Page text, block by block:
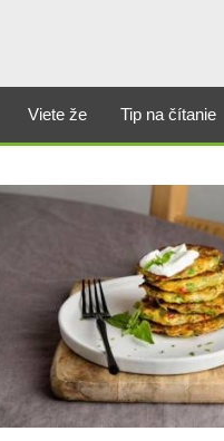
Viete že Tip na čítanie